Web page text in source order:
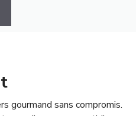
gourmand sans compromis.